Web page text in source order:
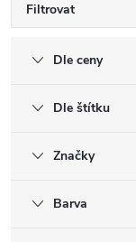
Filtrovat
Dle ceny
Dle štítku
Značky
Barva